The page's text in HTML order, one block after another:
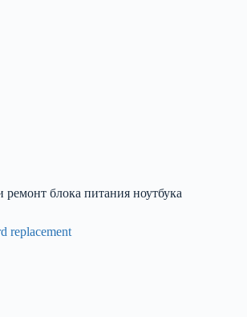
ремонт блока питания ноутбука